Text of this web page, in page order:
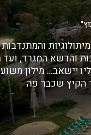
והדשא המגרד, ועד
יישאב… מילון
הקיץ שכבר פה